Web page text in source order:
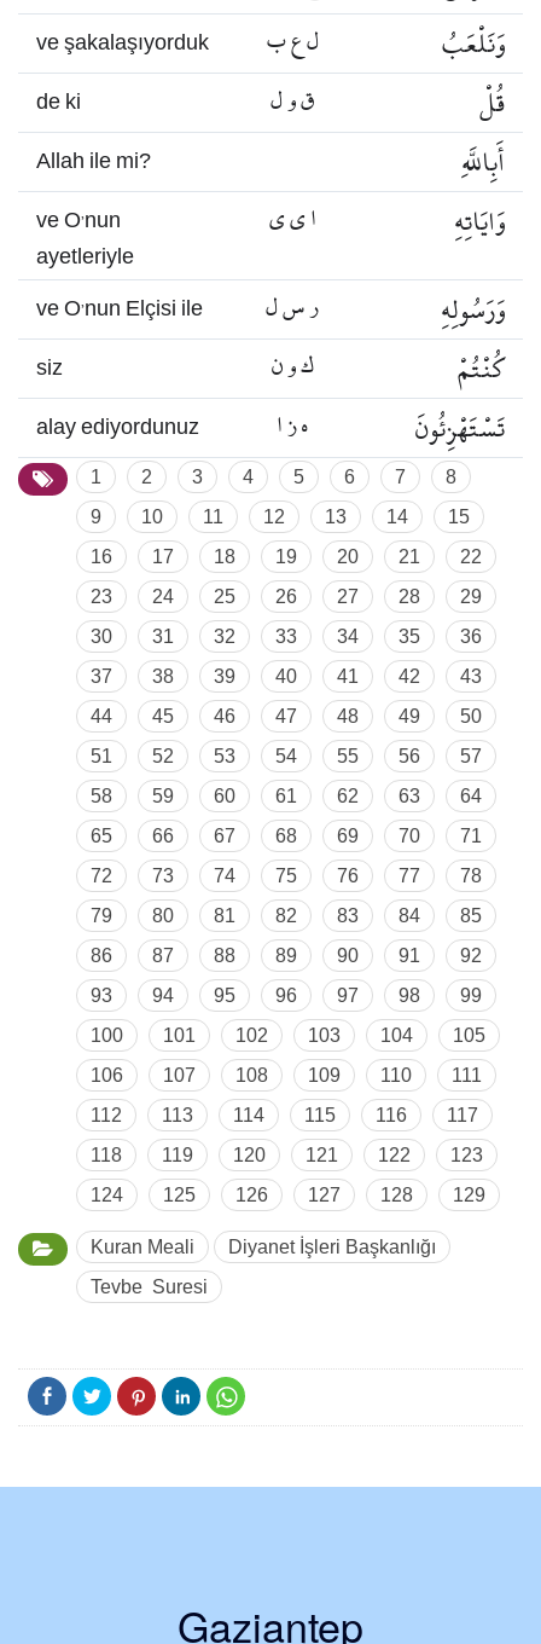
ve şakalaşıyorduk ل ع ب وَنَلْعَبُ
de ki ق و ل قُلْ
Allah ile mi? أَبِاللَّهِ
ve O’nun
ayetleriyle
ا ي ي وَايَاتِهِ
ve O’nun Elçisi ile ر س ل وَرَسُولِهِ
siz ك و ن كُنْتُمْ
alay ediyordunuz ه ز ا تَسْتَهْزِئُونَ
1 2 3 4 5 6 7
8
9
10 11 12 13 14
15
16
17 18 19 20 21
22
23
24 25 26 27 28
29
30
31 32 33 34 35
36
37
38 39 40 41 42
43
44
45 46 47 48 49
50
51
52 53 54 55 56
57
58
59 60 61 62 63
64
65
66 67 68 69 70
71
72
73 74 75 76 77
78
79
80 81 82 83 84
85
86
87 88 89 90 91
92
93
94 95 96 97 98
99
100
101 102 103 104
105
106
107 108 109 110
111
112
113 114 115 116
117
118
119 120 121 122
123
124
125 126 127 128 129
Kuran Meali
Diyanet İşleri Başkanlığı
Tevbe Suresi
Gaziantep